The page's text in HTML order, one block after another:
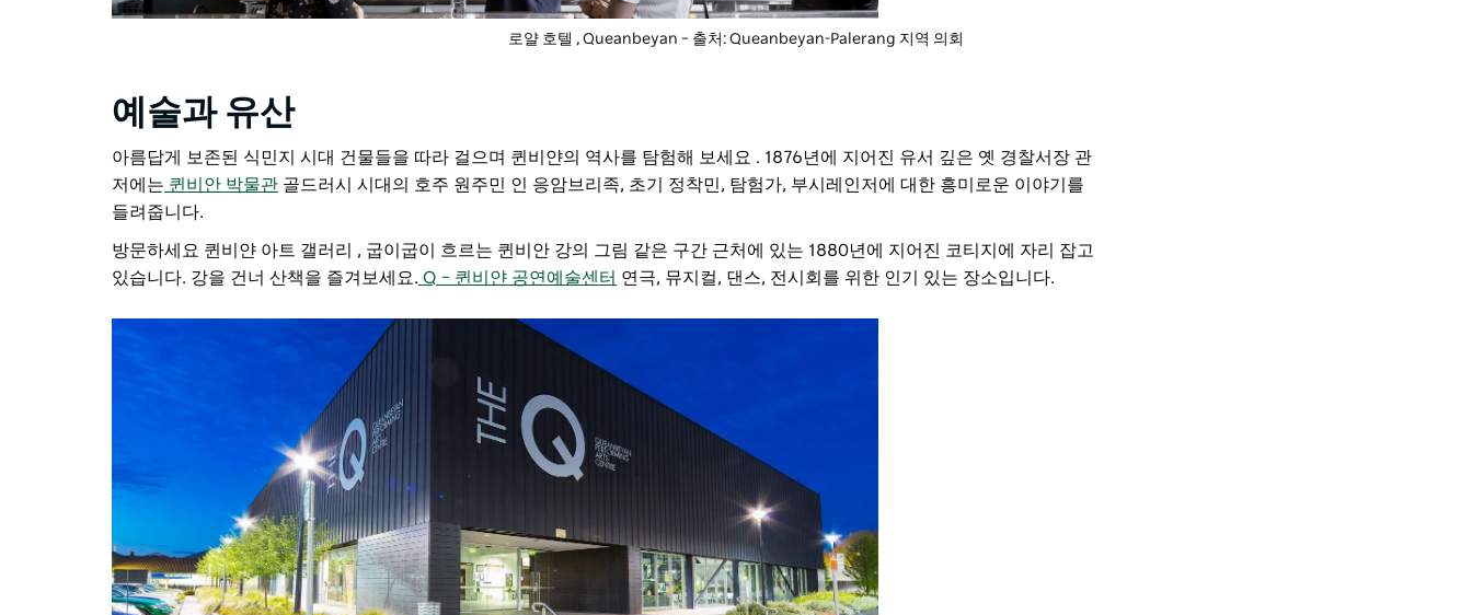
로얄 호텔 , Queanbeyan – 출처: Queanbeyan-Palerang 지역 의회
예술과 유산
아름답게 보존된 식민지 시대 건물들을 따라 걸으며 퀸비얀의 역사를 탐험해 보세요 . 1876년에 지어진 유서 깊은 옛 경찰서장 관
저에는 퀸비안 박물관 골드러시 시대의 호주 원주민 인 응암브리족, 초기 정착민, 탐험가, 부시레인저에 대한 흥미로운 이야기를
들려줍니다.
방문하세요 퀸비얀 아트 갤러리
, 굽이굽이 흐르는 퀸비안 강의 그림 같은 구간 근처에 있는 1880년에 지어진 코티지에 자리 잡고
있습니다. 강을 건너 산책을 즐겨보세요. Q – 퀸비얀 공연예술센터 연극, 뮤지컬, 댄스, 전시회를 위한 인기 있는 장소입니다.